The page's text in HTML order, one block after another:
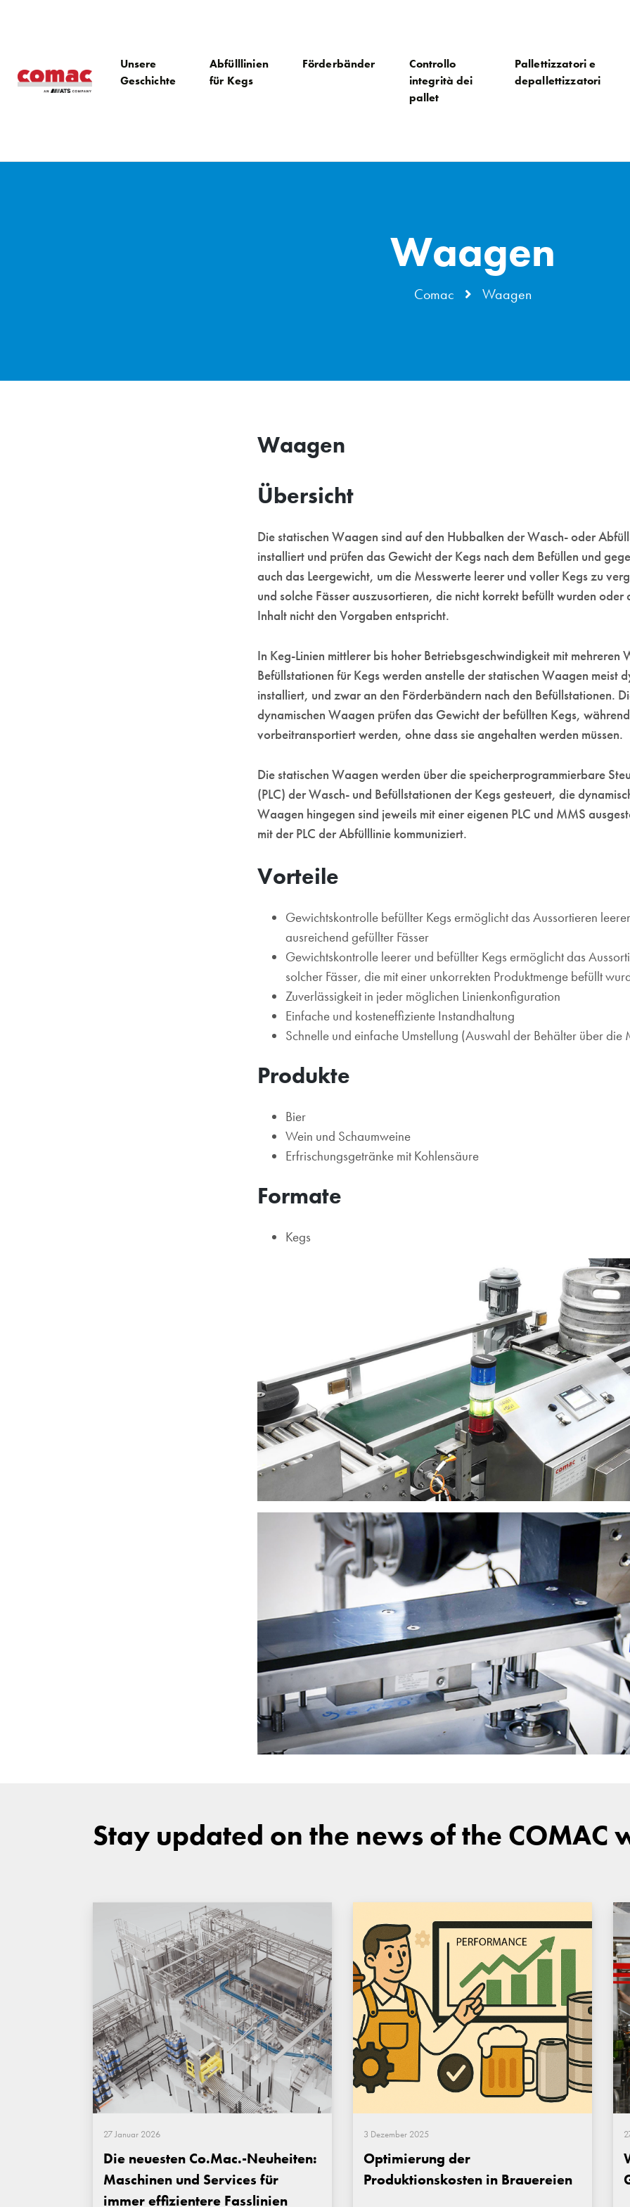
Unsere
Geschichte
Abfülllinien
für Kegs
Förderbänder
Controllo
integrità dei
pallet
Pallettizzatori e
depallettizzatori
Waagen
Comac Waagen
Waagen
Übersicht
Die statischen Waagen sind auf den Hubbalken der Wasch- oder
installiert und prüfen das Gewicht der Kegs nach dem Befüllen und
auch das Leergewicht, um die Messwerte leerer und voller Kegs zu
und solche Fässer auszusortieren, die nicht korrekt befüllt wurden oder
Inhalt nicht den Vorgaben entspricht.
In Keg-Linien mittlerer bis hoher Betriebsgeschwindigkeit mit mehreren
Befüllstationen für Kegs werden anstelle der statischen Waagen meist
installiert, und zwar an den Förderbändern nach den Befüllstationen.
dynamischen Waagen prüfen das Gewicht der befüllten Kegs,
vorbeitransportiert werden, ohne dass sie angehalten werden müssen.
Die statischen Waagen werden über die speicherprogrammierbare
(PLC) der Wasch- und Befüllstationen der Kegs gesteuert, die
Waagen hingegen sind jeweils mit einer eigenen PLC und MMS
mit der PLC der Abfülllinie kommuniziert.
Vorteile
Gewichtskontrolle befüllter Kegs ermöglicht das Aussortieren
ausreichend gefüllter Fässer
Gewichtskontrolle leerer und befüllter Kegs ermöglicht das
solcher Fässer, die mit einer unkorrekten Produktmenge befüllt
Zuverlässigkeit in jeder möglichen Linienkonfiguration
Einfache und kosteneffiziente Instandhaltung
Schnelle und einfache Umstellung (Auswahl der Behälter über die
Produkte
Bier
Wein und Schaumweine
Erfrischungsgetränke mit Kohlensäure
Formate
Kegs
Stay updated on the news of the COMAC
27 Januar 2026
Die neuesten Co.Mac.-Neuheiten:
Maschinen und Services für
immer effizientere Fasslinien
3 Dezember 2025
Optimierung der
Produktionskosten in Brauereien